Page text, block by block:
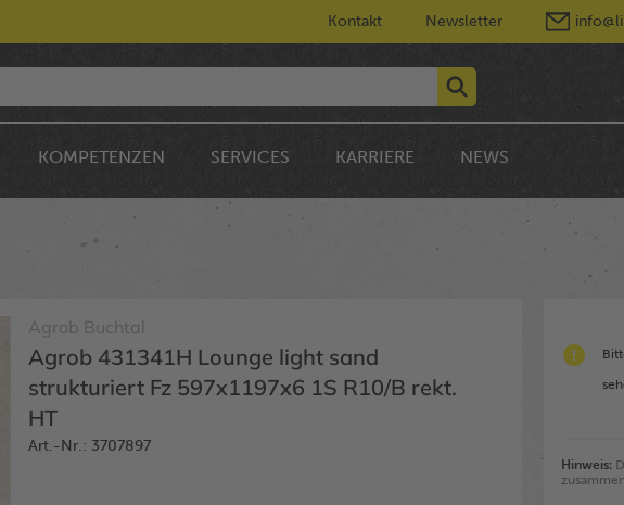
Kontakt Newsletter
KOMPETENZEN SERVICES KARRIERE NEWS
Agrob Buchtal
Agrob 431341H Lounge light sand
strukturiert Fz 597x1197x6 1S R10/B rekt.
HT
Art.-Nr.: 3707897
Hinweis: